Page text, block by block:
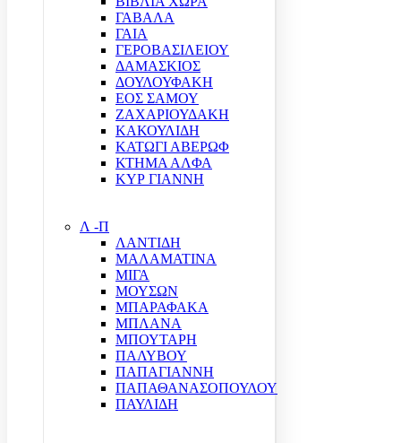
ΓΑΒΑΛΑ
ΓΑΙΑ
ΓΕΡΟΒΑΣΙΛΕΙΟΥ
ΔΑΜΑΣΚΙΟΣ
ΔΟΥΛΟΥΦΑΚΗ
ΕΟΣ ΣΑΜΟΥ
ΖΑΧΑΡΙΟΥΔΑΚΗ
ΚΑΚΟΥΛΙΔΗ
ΚΑΤΩΓΙ ΑΒΕΡΩΦ
ΚΤΗΜΑ ΑΛΦΑ
ΚΥΡ ΓΙΑΝΝΗ
Λ -Π
ΛΑΝΤΙΔΗ
ΜΑΛΑΜΑΤΙΝΑ
ΜΙΓΑ
ΜΟΥΣΩΝ
ΜΠΑΡΑΦΑΚΑ
ΜΠΛΑΝΑ
ΜΠΟΥΤΑΡΗ
ΠΑΛΥΒΟΥ
ΠΑΠΑΓΙΑΝΝΗ
ΠΑΠΑΘΑΝΑΣΟΠΟΥΛΟΥ
ΠΑΥΛΙΔΗ